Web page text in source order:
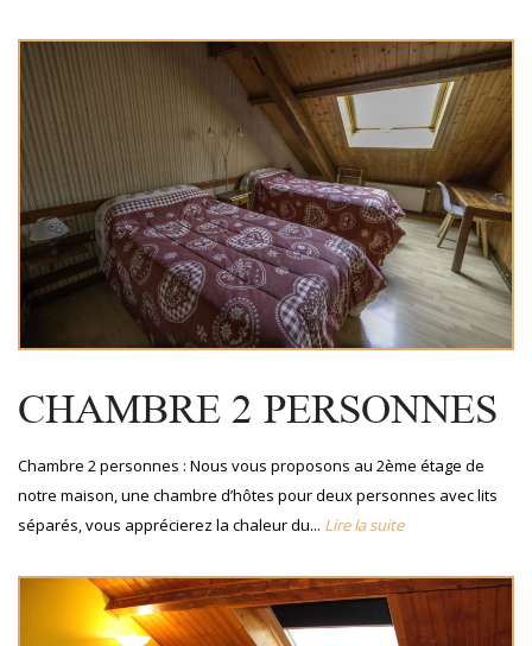
CHAMBRE 2 PERSONNES
Chambre 2 personnes : Nous vous proposons au 2ème étage de
notre maison, une chambre d’hôtes pour deux personnes avec lits
séparés, vous apprécierez la chaleur du... Lire la suite